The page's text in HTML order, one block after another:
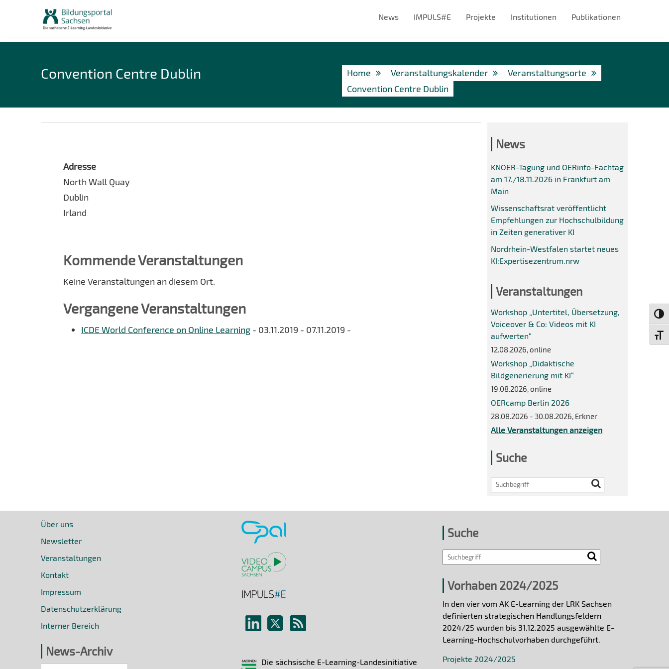
News IMPULS#E Projekte Institutionen Publikationen
Convention Centre Dublin Home Veranstaltungskalender
Veranstaltungsorte
Convention Centre Dublin
Adresse
North Wall Quay
Dublin
Irland
Kommende Veranstaltungen
Keine Veranstaltungen an diesem Ort.
Vergangene Veranstaltungen
ICDE World Conference on Online Learning - 03.11.2019 - 07.11.2019 -
News
KNOER-Tagung und OERinfo-Fachtag
am 17./18.11.2026 in Frankfurt am
Main
Wissenschaftsrat veröffentlicht
Empfehlungen zur Hochschulbildung
in Zeiten generativer KI
Nordrhein-Westfalen startet neues
KI:Expertisezentrum.nrw
Veranstaltungen
Workshop „Untertitel, Übersetzung,
Voiceover & Co: Videos mit KI
aufwerten“
12.08.2026, online
Workshop „Didaktische
Bildgenerierung mit KI“
19.08.2026, online
OERcamp Berlin 2026
28.08.2026 - 30.08.2026, Erkner
Alle Veranstaltungen anzeigen
Suche
Search
Über uns
Newsletter
Veranstaltungen
Kontakt
Impressum
Datenschutzerklärung
Interner Bereich
News-Archiv
Die sächsische E-Learning-Landesinitiative
Suche
Vorhaben 2024/2025
In den vier vom AK E-Learning der LRK Sachsen
definierten strategischen Handlungsfeldern
2024/25 wurden bis 31.12.2025 ausgewählte E-
Learning-Hochschulvorhaben durchgeführt.
Projekte 2024/2025